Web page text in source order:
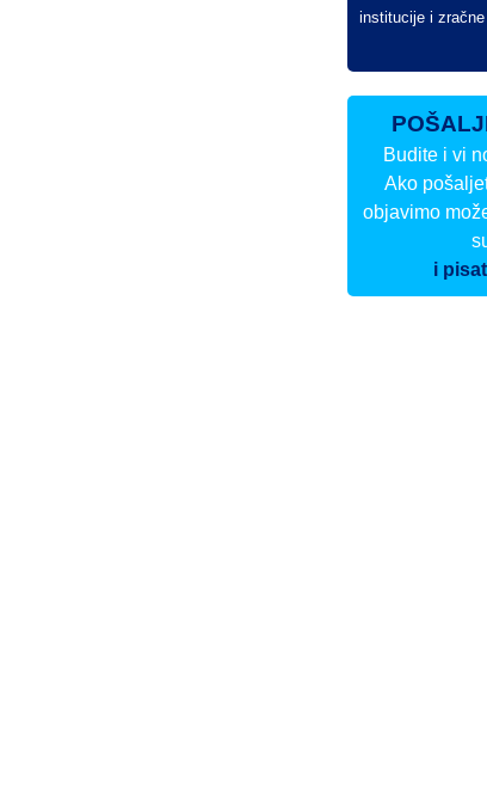
institucije i
Budite i vi
Ako
objavimo
i